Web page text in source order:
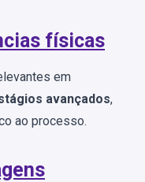
físicas
em
avançados,
ao processo.